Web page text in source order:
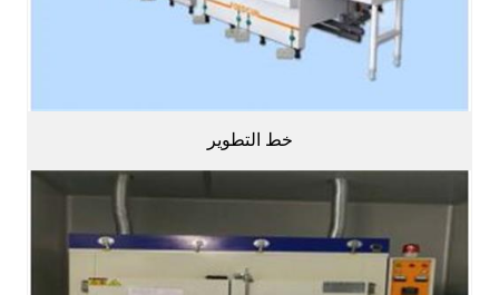
خط التطوير